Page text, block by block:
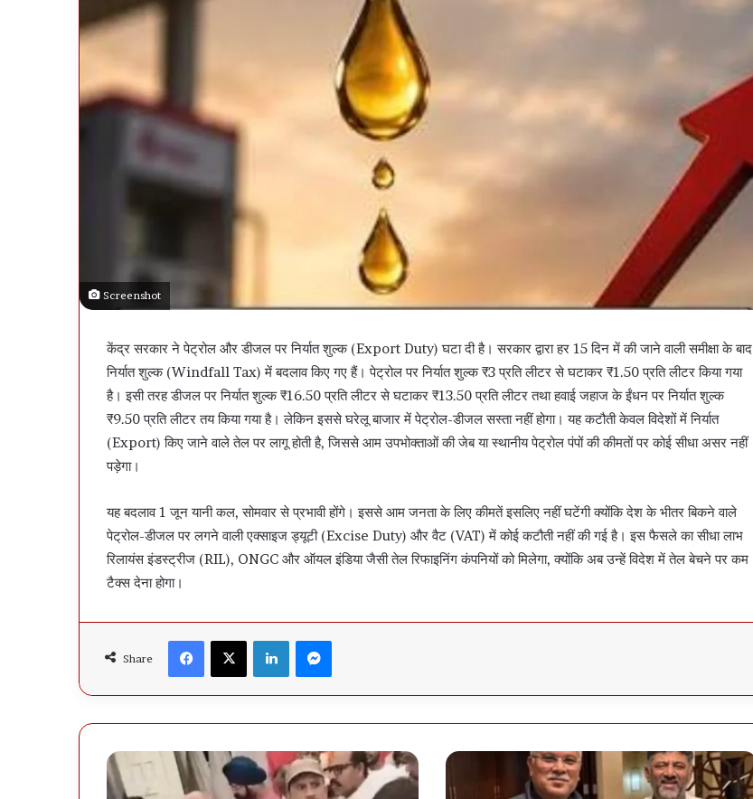
Screenshot
केंद्र सरकार ने पेट्रोल और डीजल पर निर्यात शुल्क (Export Duty) घटा दी है। सरकार द्वारा हर 15 दिन में की जाने वाली समीक्षा के बाद
निर्यात शुल्क (Windfall Tax) में बदलाव किए गए हैं। पेट्रोल पर निर्यात शुल्क ₹3 प्रति लीटर से घटाकर ₹1.50 प्रति लीटर किया गया
है। इसी तरह डीजल पर निर्यात शुल्क ₹16.50 प्रति लीटर से घटाकर ₹13.50 प्रति लीटर तथा हवाई जहाज के ईंधन पर निर्यात शुल्क
₹9.50 प्रति लीटर तय किया गया है। लेकिन इससे घरेलू बाजार में पेट्रोल-डीजल सस्ता नहीं होगा। यह कटौती केवल विदेशों में निर्यात
(Export) किए जाने वाले तेल पर लागू होती है, जिससे आम उपभोक्ताओं की जेब या स्थानीय पेट्रोल पंपों की कीमतों पर कोई सीधा असर नहीं
पड़ेगा।
यह बदलाव 1 जून यानी कल, सोमवार से प्रभावी होंगे। इससे आम जनता के लिए कीमतें इसलिए नहीं घटेंगी क्योंकि देश के भीतर बिकने वाले
पेट्रोल-डीजल पर लगने वाली एक्साइज ड्यूटी (Excise Duty) और वैट (VAT) में कोई कटौती नहीं की गई है। इस फैसले का सीधा लाभ
रिलायंस इंडस्ट्रीज (RIL), ONGC और ऑयल इंडिया जैसी तेल रिफाइनिंग कंपनियों को मिलेगा, क्योंकि अब उन्हें विदेश में तेल बेचने पर कम
टैक्स देना होगा।
Share
Facebook X LinkedIn